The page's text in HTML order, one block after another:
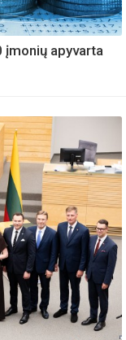
įmonių apyvarta